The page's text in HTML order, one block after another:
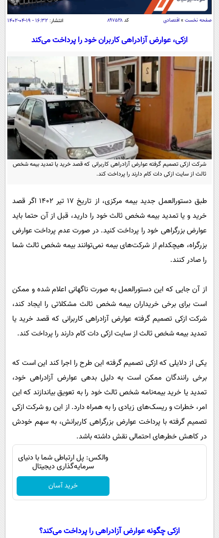
اقتصاد
اقتصادی
جامعه
حوادث
سلامت
یک برش دانایی
محیط زیست
سفر و تفریح
بین الملل
سیاست خارجی
فرهنگ و هنر
علم و دانش
فناوری و It
اخبار کریپتو
قرآن
سرگرمی
باشگاه مغز
فیلم
اقتصاد
سیاست
فناوری
سلامت
فرهنگی
اجتماعی
حیات وحش
سیاست خارجی
عصر ایران 2
داستان کوتاه
صفحه نخست » اقتصادی کد ۸۹۷۵۲۸ انتشار: ۱۶:۳۲ - ۱۹-۰۴-۱۴۰۲
ازکی، عوارض آزادراهی کاربران خود را پرداخت می‌کند
شرکت ازکی تصمیم گرفته عوارض آزادراهی کاربرانی که قصد خرید یا تمدید بیمه شخص
ثالث از سایت ازکی دات کام دارند را پرداخت کند.
طبق دستورالعمل جدید بیمه مرکزی، از تاریخ ۱۷ تیر ۱۴۰۲ اگر قصد
خرید و یا تمدید بیمه شخص ثالث خود را دارید، قبل از آن حتما باید
عوارض بزرگراهی‌ خود را پرداخت کنید. در صورت عدم پرداخت عوارض
بزرگراه، هیچکدام از شرکت‌های بیمه نمی‌توانند بیمه شخص ثالث شما
را صادر کنند.
از آن جایی که این دستورالعمل به صورت ناگهانی اعلام شده و ممکن
است برای برخی خریداران بیمه شخص ثالث مشکلاتی را ایجاد کند،
شرکت ازکی تصمیم گرفته عوارض آزادراهی کاربرانی که قصد خرید یا
تمدید بیمه شخص ثالث از سایت ازکی دات کام دارند را پرداخت کند.
یکی از دلایلی که ازکی تصمیم گرفته این طرح را اجرا کند این است که
برخی رانندگان ممکن است به دلیل بدهی عوارض آزادراهی خود،
تمدید یا خرید بیمه‌نامه شخص ثالث خود را به تعویق بیاندازند که این
امر، خطرات و ریسک‌های زیادی را به همراه دارد. از این رو شرکت ازکی
تصمیم گرفته با پرداخت عوارض بزرگراهی کاربرانش، به سهم خودش
در کاهش خطرهای احتمالی نقش داشته باشد.
والکس: پل ارتباطی شما با دنیای
سرمایه‌گذاری دیجیتال
خرید آسان
ازکی چگونه عوارض آزادراهی را پرداخت می‌کند؟